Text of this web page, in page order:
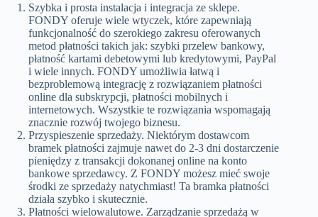
Szybka i prosta instalacja i integracja ze sklepe.
FONDY oferuje wiele wtyczek, które zapewniają
funkcjonalność do szerokiego zakresu oferowanych
metod płatności takich jak: szybki przelew bankowy,
płatność kartami debetowymi lub kredytowymi, PayPal
i wiele innych. FONDY umożliwia łatwą i
bezproblemową integrację z rozwiązaniem płatności
online dla subskrypcji, płatności mobilnych i
internetowych. Wszystkie te rozwiązania wspomagają
znacznie rozwój twojego biznesu.
Przyspieszenie sprzedaży. Niektórym dostawcom
bramek płatności zajmuje nawet do 2-3 dni dostarczenie
pieniędzy z transakcji dokonanej online na konto
bankowe sprzedawcy. Z FONDY możesz mieć swoje
środki ze sprzedaży natychmiast! Ta bramka płatności
działa szybko i skutecznie.
Płatności wielowalutowe. Zarządzanie sprzedażą w